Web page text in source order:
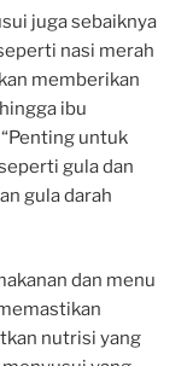
juga sebaiknya
nasi merah
memberikan
ibu
untuk
gula dan
gula darah
dan menu
nutrisi yang